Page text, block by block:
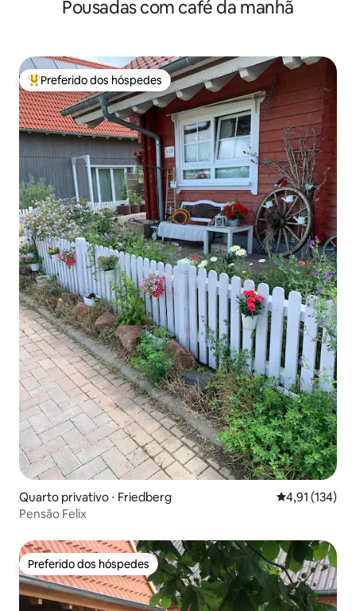
no Parque Nacional
Pousadas com café da manhã
Entre os melhores preferidos dos hóspedes
Preferido dos hóspedes
Quarto privativo ⋅ Friedberg 4,91 de uma
4,91 (134)
Pensão Felix
Preferido dos hóspedes
Preferido dos hóspedes